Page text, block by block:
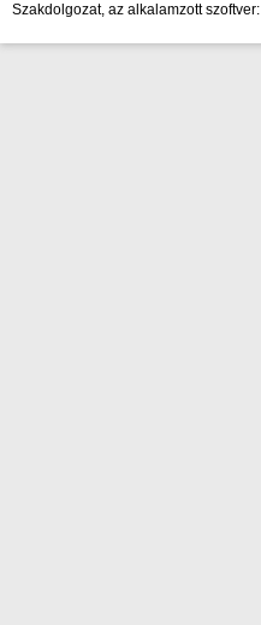
Szakdolgozat, az alkalamzott szoftver: